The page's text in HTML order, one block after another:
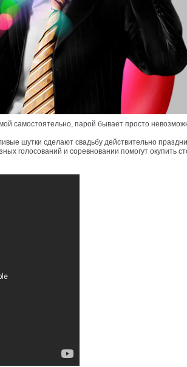
самостоятельно, парой бывает просто
шутки сделают свадьбу действительно
голосований и соревновании помогут окупить